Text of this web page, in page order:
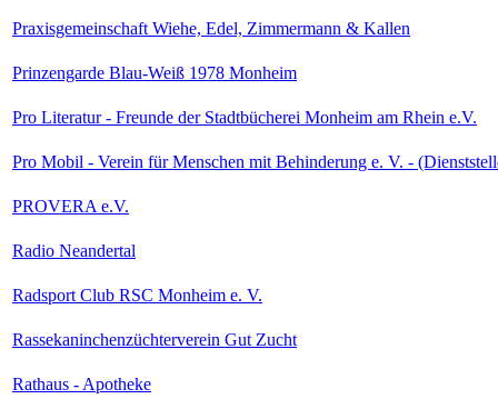
Praxisgemeinschaft Wiehe, Edel, Zimmermann & Kallen
Prinzengarde Blau-Weiß 1978 Monheim
Pro Literatur - Freunde der Stadtbücherei Monheim am Rhein e.V.
Pro Mobil - Verein für Menschen mit Behinderung e. V. -
PROVERA e.V.
Radio Neandertal
Radsport Club RSC Monheim e. V.
Rassekaninchenzüchterverein Gut Zucht
Rathaus - Apotheke